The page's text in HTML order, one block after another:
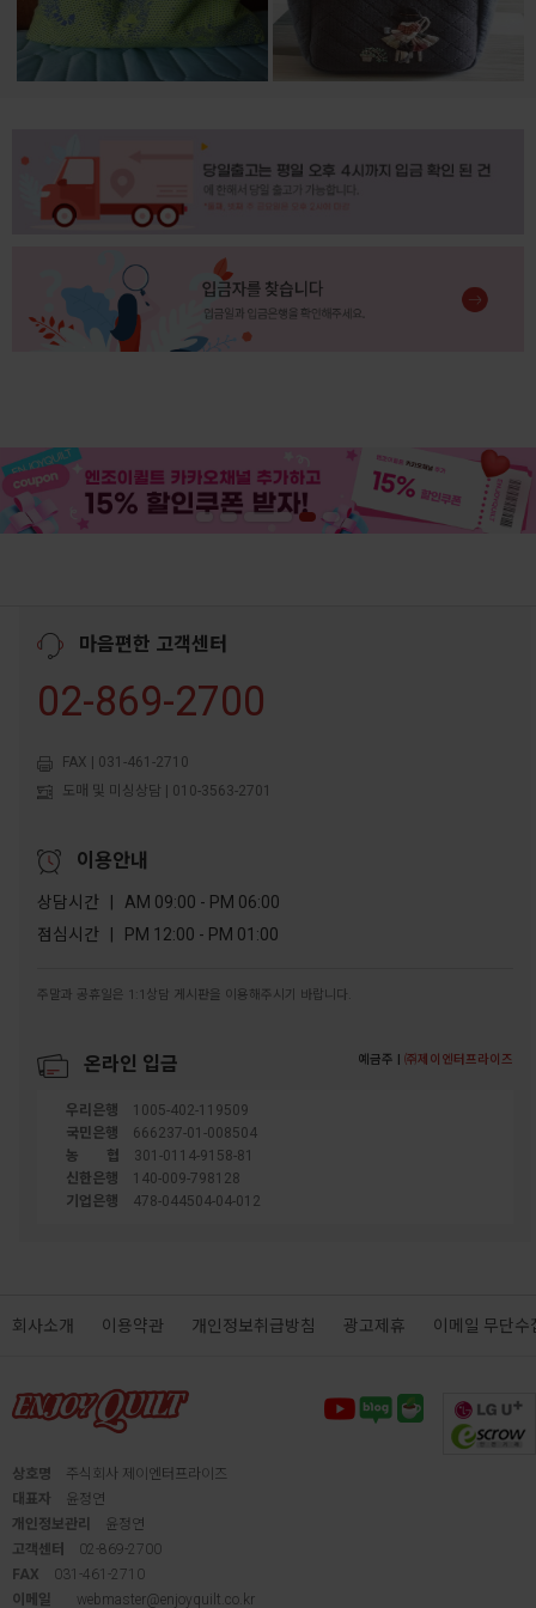
마음편한 고객센터
02-869-2700
FAX | 031-461-2710
도매 및 미싱상담 | 010-3563-2701
이용안내
상담시간 | AM 09:00 - PM 06:00
점심시간 | PM 12:00 - PM 01:00
주말과 공휴일은 1:1상담 게시판을 이용해주시기 바랍니다.
온라인 입금 예금주 |㈜제이엔터프라이즈
우리은행
1005-402-119509
국민은행
666237-01-008504
농협301-0114-9158-81
신한은행
140-009-798128
기업은행
478-044504-04-012
회사소개 이용약관 개인정보취급방침 광고제휴 이메일 무단수
상호명
주식회사 제이엔터프라이즈
대표자
윤정연
개인정보관리
윤정연
고객센터
02-869-2700
FAX
031-461-2710
이메일
webmaster@enjoyquilt.co.kr